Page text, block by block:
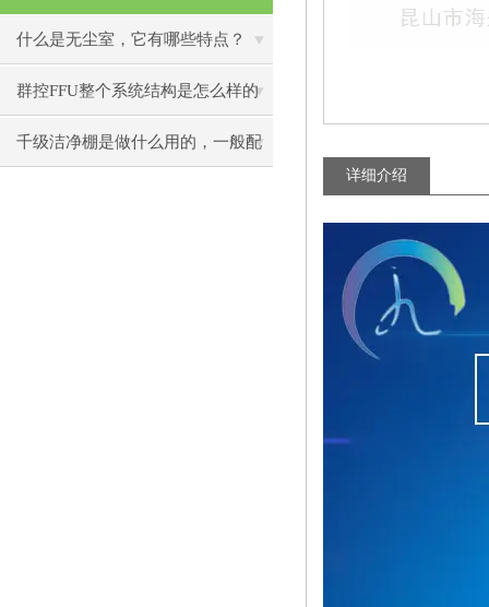
什么是无尘室，它有哪些特点？
群控FFU整个系统结构是怎么样的
呢？
千级洁净棚是做什么用的，一般配
详细介绍